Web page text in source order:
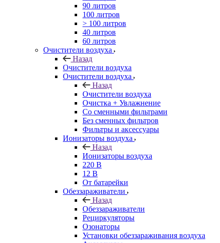
90 литров
100 литров
> 100 литров
40 литров
60 литров
Очистители воздуха
Назад
Очистители воздуха
Очистители воздуха
Назад
Очистители воздуха
Очистка + Увлажнение
Cо сменными фильтрами
Без сменных фильтров
Фильтры и аксессуары
Ионизаторы воздуха
Назад
Ионизаторы воздуха
220 В
12 В
От батарейки
Обеззараживатели
Назад
Обеззараживатели
Рециркуляторы
Озонаторы
Установки обеззараживания воздуха